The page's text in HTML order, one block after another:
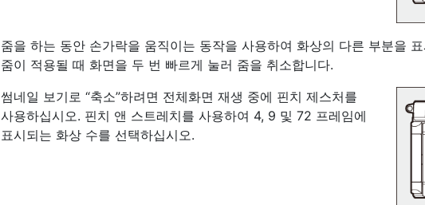
줌을 하는 동안 손가락을 움직이는 동작을 사용하여 화상의 다른 부분을
줌이 적용될 때 화면을 두 번 빠르게 눌러 줌을 취소합니다.
썸네일 보기로 “축소”하려면 전체화면 재생 중에 핀치 제스처를
사용하십시오. 핀치 앤 스트레치를 사용하여 4, 9 및 72 프레임에
표시되는 화상 수를 선택하십시오.